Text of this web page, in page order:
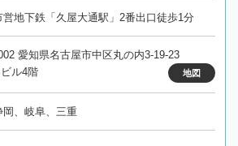
営地下鉄「久屋大通駅」2番出口徒歩1分
愛知県名古屋市中区丸の内3-19-23
ル4階
地図
岡、岐阜、三重